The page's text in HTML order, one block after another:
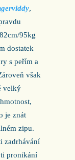
,
95kg
dostatek
s peřím a
však
velký
je znát
zipu.
zadrhávání
pronikání